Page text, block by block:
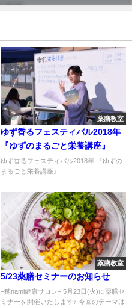
薬膳教室
ゆず香るフェスティバル2018年
『ゆずのまるごと栄養講座』
ゆず香るフェスティバル2018年 『ゆずの
まるごと栄養講座』...
薬膳教室
5/23薬膳セミナーのお知らせ
−穂nami健康サロン− 5月23日(火)に薬膳セ
ミナーを開催いたします♪ 今回のテーマは